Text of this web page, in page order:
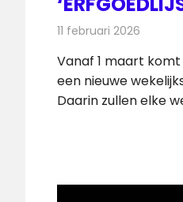
11 februari 2026
Vanaf 1 maart komt
een nieuwe
Daarin zullen elke